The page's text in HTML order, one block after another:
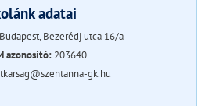
adatai
Bezerédj utca 16/a
azonosító: 203640
gk.hu